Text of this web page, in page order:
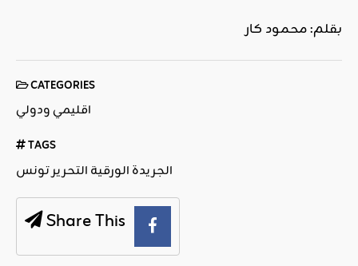
بقلم: محمود كار
CATEGORIES
اقليمي ودولي
TAGS
الجريدة الورقية التحرير تونس
Share This